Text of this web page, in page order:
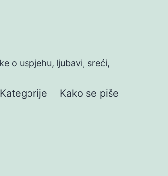
o uspjehu, ljubavi, sreći,
Kako se piše